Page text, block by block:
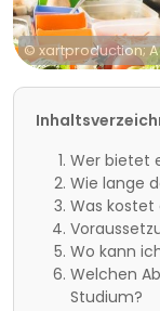
© xartproduction;
Wer bietet
Wie lange
Was kostet
Wo kann
Welchen
Studium?